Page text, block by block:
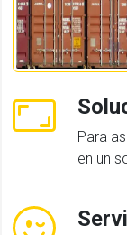
Para
en un